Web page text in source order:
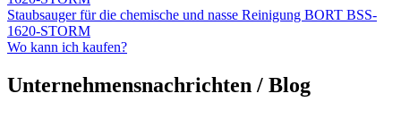
Staubsauger für die chemische und nasse Reinigung BORT BSS-
1620-STORM
Wo kann ich kaufen?
Unternehmensnachrichten / Blog